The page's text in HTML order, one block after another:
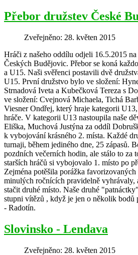
Přebor družstev České
Zveřejněno: 28. květen 2015
Hráči z našeho oddílu odjeli 16.5.2015
Českých Budějovic. Přebor se koná
a U15. Naši svěřenci postavili dvě
U15. První družstvo bylo ve složení:
Strnadová Iveta a Kubečková Tereza s
ve složení: Cvejnová Michaela, Tichá
Viesner Ondřej, který hraje kategorii
hráče. V kategorii U13 nastoupila naše
Eliška, Muchová Justýna za oddíl
k vybojování krásného 2. místa. Každé
turnaji, během jediného dne, 25 zápasů.
pozdních večerních hodin, ale stálo to za
starších hráčů si vybojovalo 1. místo po
Zejména potěšila porážka
minulých ročnících pravidelně vyhrávaly,
stačit druhé místo. Naše druhé
stupni vítězů , když je jen o několik bodů
- Radotín.
Slovinsko - Lendava
Zveřejněno: 28. květen 2015